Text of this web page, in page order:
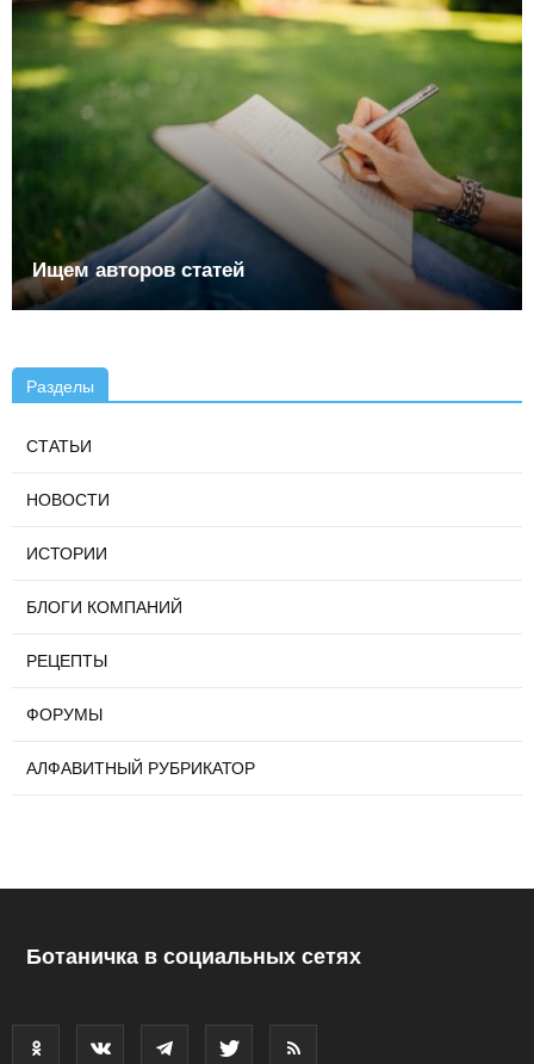
Ищем авторов статей
Разделы
СТАТЬИ
НОВОСТИ
ИСТОРИИ
БЛОГИ КОМПАНИЙ
РЕЦЕПТЫ
ФОРУМЫ
АЛФАВИТНЫЙ РУБРИКАТОР
Ботаничка в социальных сетях